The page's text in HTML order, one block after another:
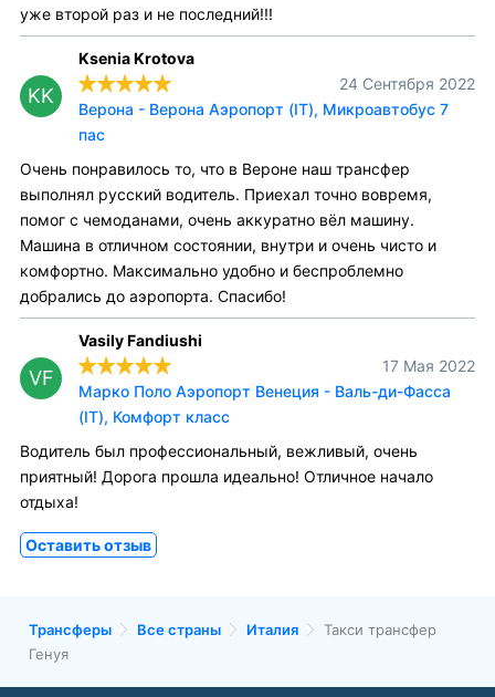
уже второй раз и не последний!!!
KK
Ksenia Krotova
24 Сентября 2022
Верона - Верона Аэропорт (IT), Микроавтобус 7
пас
Очень понравилось то, что в Вероне наш трансфер
выполнял русский водитель. Приехал точно вовремя,
помог с чемоданами, очень аккуратно вёл машину.
Машина в отличном состоянии, внутри и очень чисто и
комфортно. Максимально удобно и беспроблемно
добрались до аэропорта. Спасибо!
VF
Vasily Fandiushi
17 Мая 2022
Марко Поло Аэропорт Венеция - Валь-ди-Фасса
(IT), Комфорт класс
Водитель был профессиональный, вежливый, очень
приятный! Дорога прошла идеально! Отличное начало
отдыха!
Оставить отзыв
Трансферы Все страны Италия
Такси трансфер
Генуя